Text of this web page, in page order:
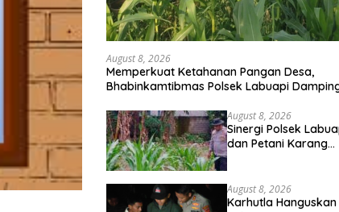
August 8, 2026
Memperkuat Ketahanan Pangan Desa,
Bhabinkamtibmas Polsek Labuapi
August 8, 2026
Sinergi Polsek
dan Petani Karang
Nasional
August 8, 2026
Karhutla Hanguskan